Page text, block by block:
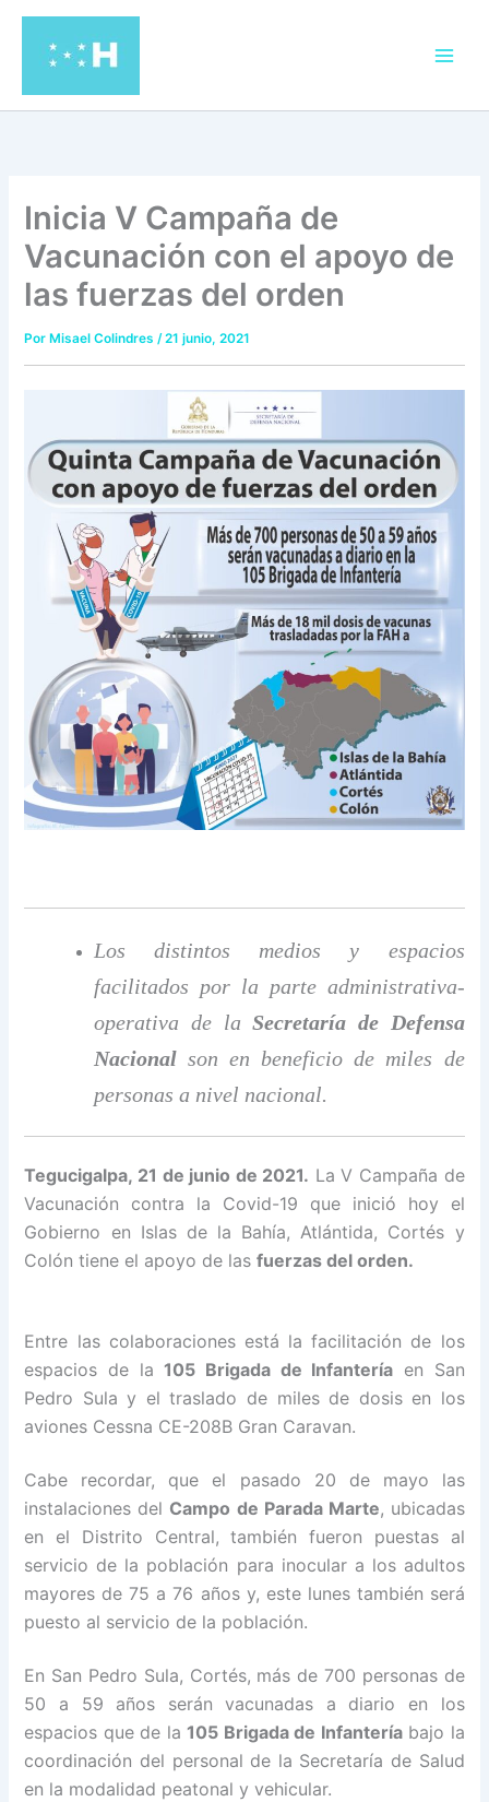
contenido
Inicia V Campaña de
Vacunación con el apoyo de
las fuerzas del orden
Por Misael Colindres/21 junio, 2021
Los distintos medios y espacios
facilitados por la parte administrativa-
operativa de laSecretaría de Defensa
Nacional son en beneficio de miles de
personas a nivel nacional.
Tegucigalpa, 21 de junio de 2021. La V Campaña de
Vacunación contra la Covid-19 que inició hoy el
Gobierno en Islas de la Bahía, Atlántida, Cortés y
Colón tiene el apoyo de lasfuerzas del orden.
Entre las colaboraciones está la facilitación de los
espacios de la105 Brigada de Infantería en San
Pedro Sula y el traslado de miles de dosis en los
aviones Cessna CE-208B Gran Caravan.
Cabe recordar, que el pasado 20 de mayo las
instalaciones del Campo de Parada Marte, ubicadas
en el Distrito Central, también fueron puestas al
servicio de la población para inocular a los adultos
mayores de 75 a 76 años y, este lunes también será
puesto al servicio de la población.
En San Pedro Sula, Cortés, más de 700 personas de
50 a 59 años serán vacunadas a diario en los
espacios que de la105 Brigada de Infanteríabajo la
coordinación del personal de la Secretaría de Salud
en la modalidad peatonal y vehicular.